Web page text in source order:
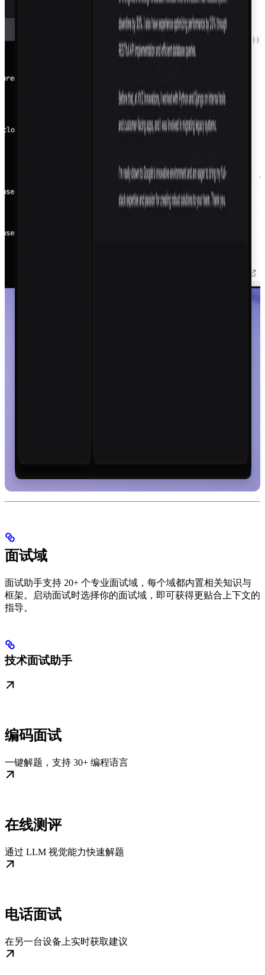
面试域
面试助手支持 20+ 个专业面试域，每个域都内置相关知识与
框架。启动面试时选择你的面试域，即可获得更贴合上下文的
指导。
技术面试助手
编码面试
一键解题，支持 30+ 编程语言
在线测评
通过 LLM 视觉能力快速解题
电话面试
在另一台设备上实时获取建议